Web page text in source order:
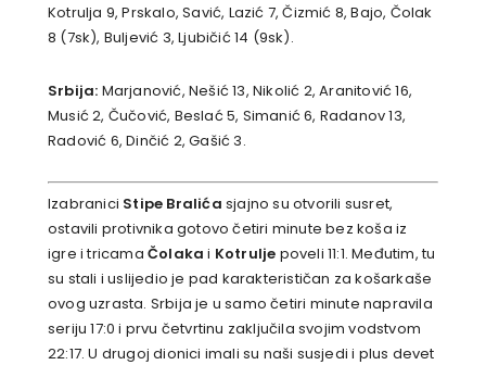
Kotrulja 9, Prskalo, Savić, Lazić 7, Čizmić 8, Bajo, Čolak
8 (7sk), Buljević 3, Ljubičić 14 (9sk).
Srbija: Marjanović, Nešić 13, Nikolić 2, Aranitović 16,
Musić 2, Čučović, Beslać 5, Simanić 6, Radanov 13,
Radović 6, Dinčić 2, Gašić 3.
Izabranici Stipe Bralića sjajno su otvorili susret,
ostavili protivnika gotovo četiri minute bez koša iz
igre i tricama Čolaka i Kotrulje poveli 11:1. Međutim, tu
su stali i uslijedio je pad karakterističan za košarkaše
ovog uzrasta. Srbija je u samo četiri minute napravila
seriju 17:0 i prvu četvrtinu zaključila svojim vodstvom
22:17. U drugoj dionici imali su naši susjedi i plus devet